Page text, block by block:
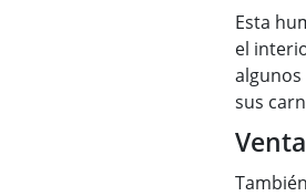
Esta
el
sus